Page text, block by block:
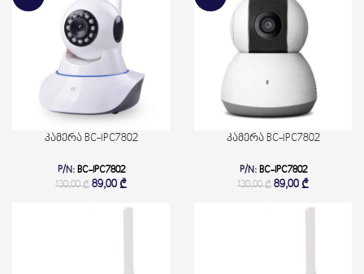
კამერა BC-IPC7802
P/N: BC-IPC7802
130,00₾ 89,00 ₾
კამერა BC-IPC7802
P/N: BC-IPC7802
130,00₾ 89,00 ₾